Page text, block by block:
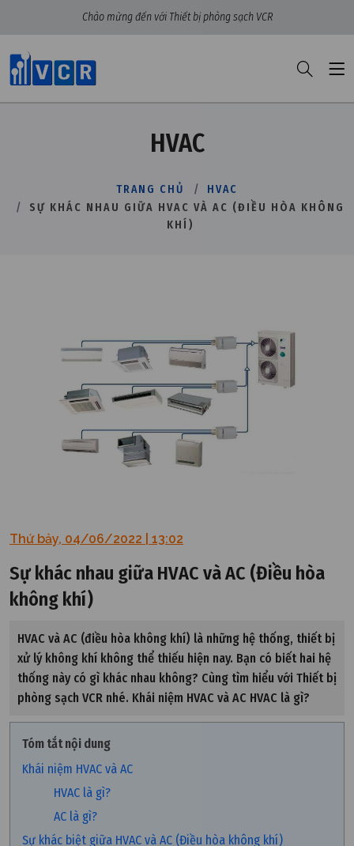
Chào mừng đến với Thiết bị phòng sạch VCR
HVAC
TRANG CHỦ
HVAC
SỰ KHÁC NHAU GIỮA HVAC VÀ AC (ĐIỀU HÒA KHÔNG
KHÍ)
Thứ bảy, 04/06/2022 | 13:02
Sự khác nhau giữa HVAC và AC (Điều hòa
không khí)
HVAC và AC (điều hòa không khí) là những hệ thống, thiết bị
xử lý không khí không thể thiếu hiện nay. Bạn có biết hai hệ
thống này có gì khác nhau không? Cùng tìm hiểu với Thiết bị
phòng sạch VCR nhé. Khái niệm HVAC và AC HVAC là gì?
Tóm tắt nội dung
Khái niệm HVAC và AC
HVAC là gì?
AC là gì?
Sự khác biệt giữa HVAC và AC (Điều hòa không khí)